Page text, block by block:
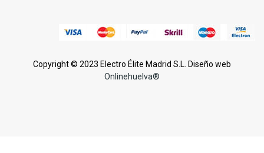
Copyright © 2023 Electro Élite Madrid S.L. Diseño web
Onlinehuelva®